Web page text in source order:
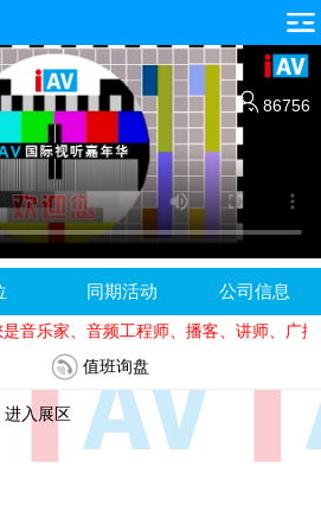
86756
同期活动 公司信息
音乐家、音频工程师、播客、讲师、
值班询盘
入展区